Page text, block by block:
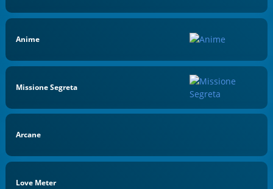
Anime
Missione Segreta
Arcane
Love Meter